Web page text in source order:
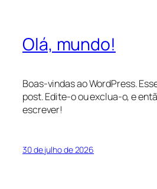
Olá, mundo!
Boas-vindas ao WordPress.
post. Edite-o ou exclua-o, e
escrever!
30 de julho de 2026